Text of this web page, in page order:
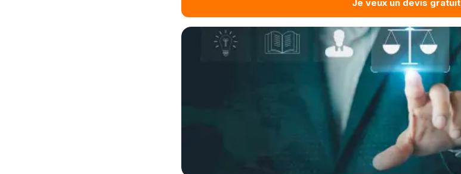
Je veux un devis gratuit